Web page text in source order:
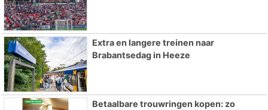
Extra en langere treinen naar
Brabantsedag in Heeze
Betaalbare trouwringen kopen: zo